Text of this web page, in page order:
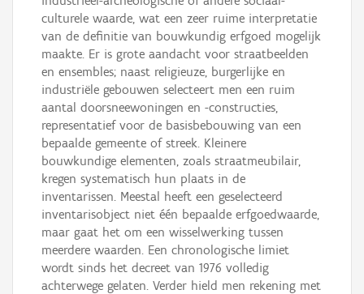
culturele waarde, wat een zeer ruime interpretatie
van de definitie van bouwkundig erfgoed mogelijk
maakte. Er is grote aandacht voor straatbeelden
en ensembles; naast religieuze, burgerlijke en
industriële gebouwen selecteert men een ruim
aantal doorsneewoningen en -constructies,
representatief voor de basisbebouwing van een
bepaalde gemeente of streek. Kleinere
bouwkundige elementen, zoals straatmeubilair,
kregen systematisch hun plaats in de
inventarissen. Meestal heeft een geselecteerd
inventarisobject niet één bepaalde erfgoedwaarde,
maar gaat het om een wisselwerking tussen
meerdere waarden. Een chronologische limiet
wordt sinds het decreet van 1976 volledig
achterwege gelaten. Verder hield men rekening met